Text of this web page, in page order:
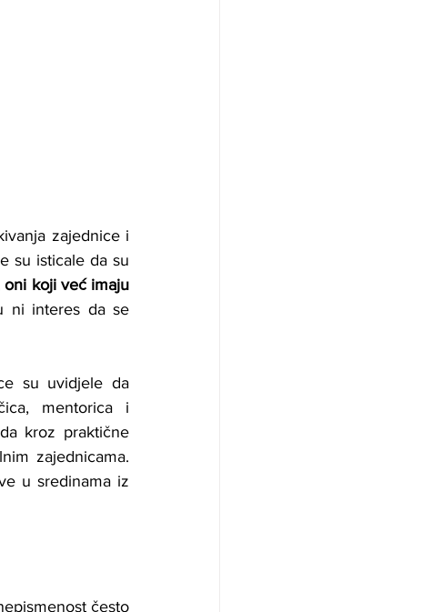
zajednice i
su isticale da su
oni koji već imaju
ni interes da se
su uvidjele da
mentorica i
kroz praktične
zajednicama.
u sredinama iz
često